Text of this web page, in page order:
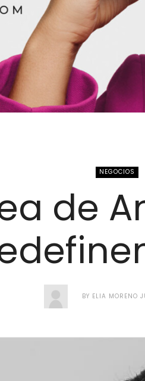
NEGOCIOS
de
BY ELIA MORENO